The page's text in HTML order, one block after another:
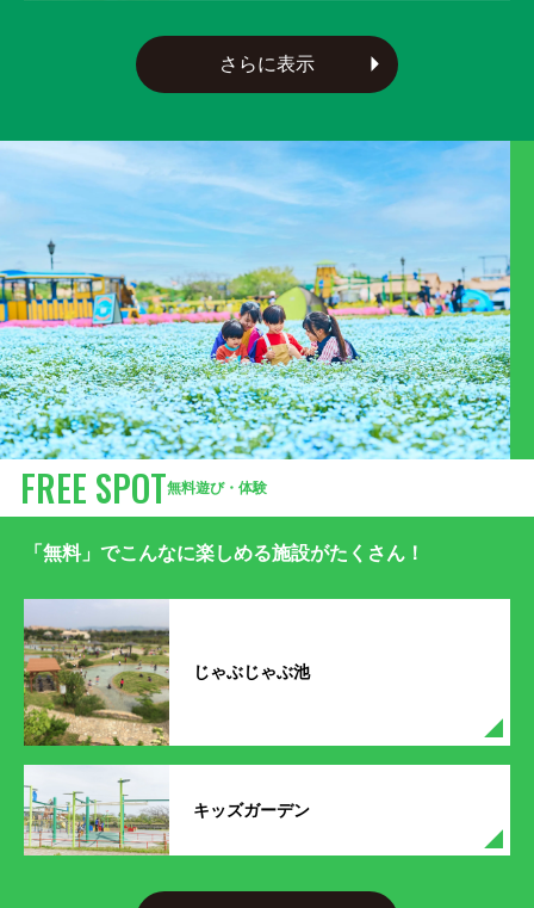
さらに表示
FREE SPOT無料遊び・体験
「無料」でこんなに楽しめる施設がたくさん！
じゃぶじゃぶ池
キッズガーデン